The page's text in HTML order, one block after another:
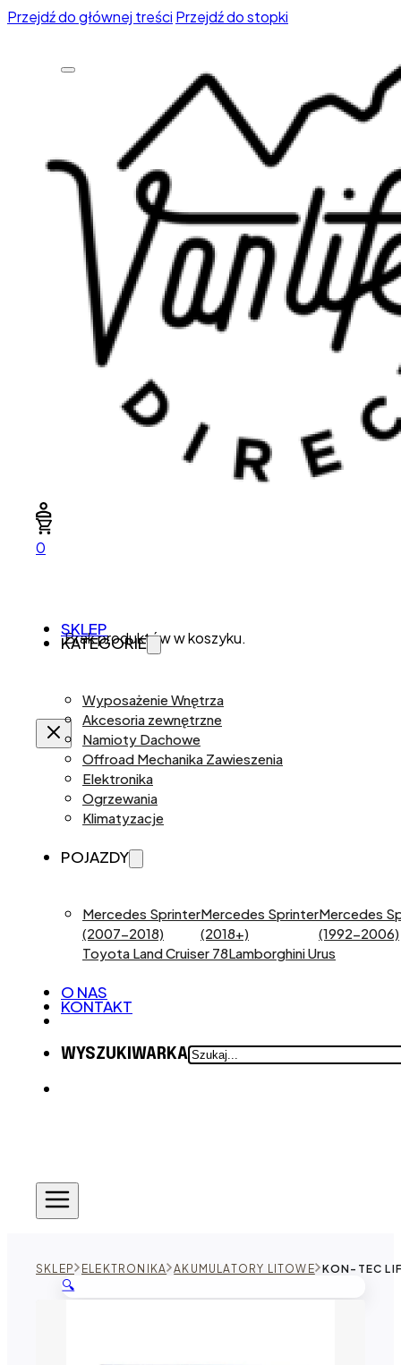
Przejdź do głównej treści Przejdź do stopki
0
Brak produktów w koszyku.
SKLEP
KATEGORIE
Wyposażenie Wnętrza
Akcesoria zewnętrzne
Namioty Dachowe
Offroad Mechanika Zawieszenia
Elektronika
Ogrzewania
Klimatyzacje
POJAZDY
Mercedes Sprinter
(2007-2018)
Mercedes Sprinter
(2018+)
Mercedes
(1992-2006)
Toyota Land Cruiser 78Lamborghini Urus
O NAS
KONTAKT
WYSZUKIWARKASZUKAJ
SKLEP ELEKTRONIKA AKUMULATORY LITOWE KON-TEC
🔍